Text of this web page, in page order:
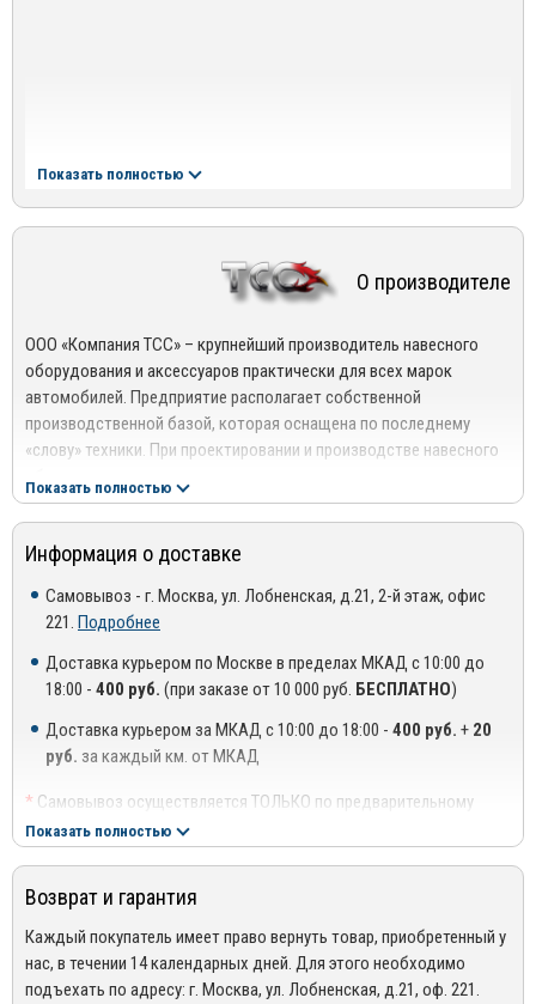
Показать полностью
О производителе
ООО «Компания ТСС» – крупнейший производитель навесного
оборудования и аксессуаров практически для всех марок
автомобилей. Предприятие располагает собственной
производственной базой, которая оснащена по последнему
«слову» техники. При проектировании и производстве навесного
технологические решения.
Профессионализм, опыт и компетентность специалистов
компании в сочетании с применением высококачественных
материалов позволяет создавать качественные изделия,
отвечающие международным стандартам и нормам. Благодаря
отношения с ведущими автосалонами столицы и регионов.
Эстетичность – изделия создаются с учетом современных
Прочность – нержавеющая сталь высшего класса способна
выдерживать значительные механические и
Износостойкость – аксессуары не боятся воздействия
щелочей, кислот и реагентов, которые используются в зимний
период;
Показать полностью
Информация о доставке
Самовывоз - г. Москва, ул. Лобненская, д.21, 2-й этаж, офис
221. Подробнее
Доставка курьером по Москве в пределах МКАД с 10:00 до
18:00 - 400 руб. (при заказе от 10 000 руб. БЕСПЛАТНО)
Доставка курьером за МКАД с 10:00 до 18:00 - 400 руб. + 20
руб. за каждый км. от МКАД
* Самовывоз осуществляется ТОЛЬКО по предварительному
согласованию с менеджером!
проходная ТЦ или БЦ).
***Доставка до квартиры/офиса платная: + 100 руб. за заказ
весом до 10 кг., +200 руб. за заказ весом свыше 10 кг.
РЕГИОНАЛЬНАЯ ДОСТАВКА ПО РОССИИ, БЕЛАРУСИИ И
Показать полностью
Возврат и гарантия
Каждый покупатель имеет право вернуть товар, приобретенный у
нас, в течении 14 календарных дней. Для этого необходимо
подъехать по адресу: г. Москва, ул. Лобненская, д.21, оф. 221.